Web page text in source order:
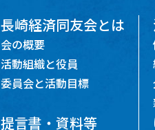
長崎経済同友会とは
会の概要
活動組織と役員
委員会と活動目標
提言書・資料等